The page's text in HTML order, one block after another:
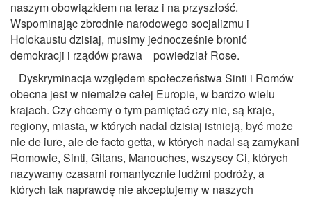
naszym obowiązkiem na teraz i na przyszłość.
Wspominając zbrodnie narodowego socjalizmu i
Holokaustu dzisiaj, musimy jednocześnie bronić
demokracji i rządów prawa – powiedział Rose.
– Dyskryminacja względem społeczeństwa Sinti i Romów
obecna jest w niemalże całej Europie, w bardzo wielu
krajach. Czy chcemy o tym pamiętać czy nie, są kraje,
regiony, miasta, w których nadal dzisiaj istnieją, być może
nie de iure, ale de facto getta, w których nadal są zamykani
Romowie, Sinti, Gitans, Manouches, wszyscy Ci, których
nazywamy czasami romantycznie ludźmi podróży, a
których tak naprawdę nie akceptujemy w naszych